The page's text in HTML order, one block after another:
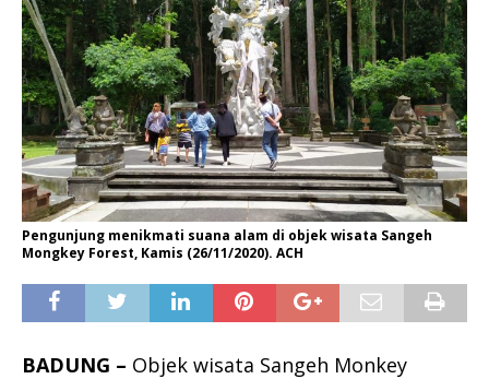
Pengunjung menikmati suana alam di objek wisata Sangeh
Mongkey Forest, Kamis (26/11/2020). ACH
BADUNG – Objek wisata Sangeh Monkey